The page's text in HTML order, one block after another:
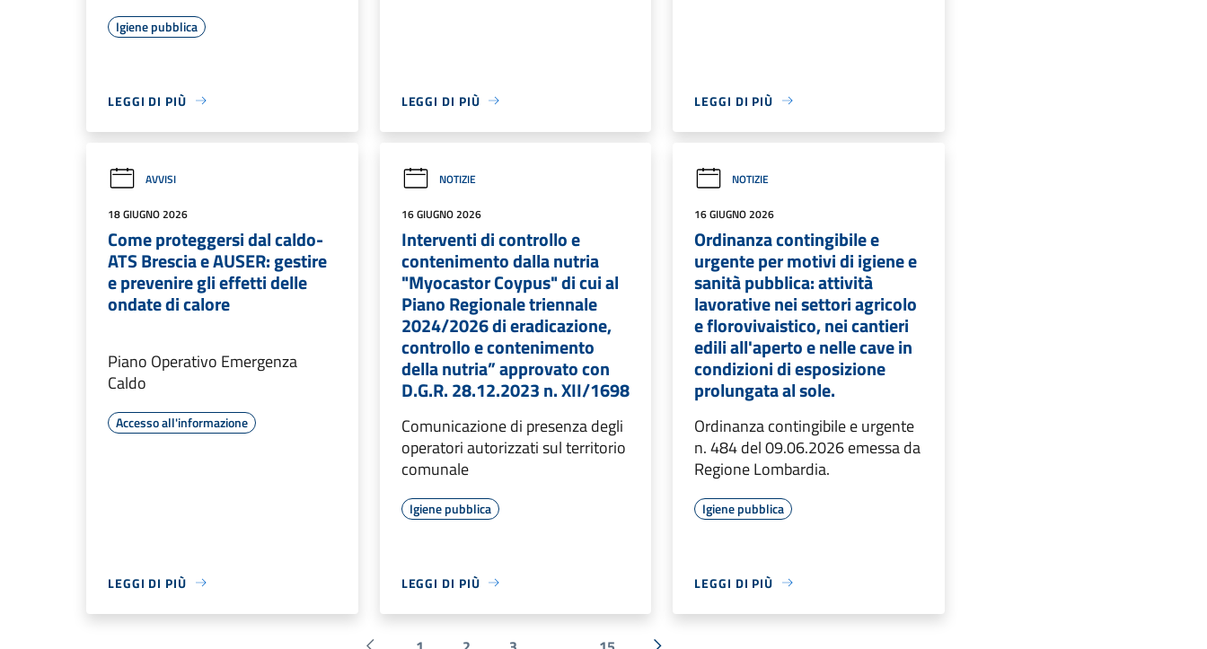
Igiene pubblica
LEGGI DI PIÙ LEGGI DI PIÙ LEGGI DI PIÙ
AVVISI
18 GIUGNO 2026
Come proteggersi dal caldo-
ATS Brescia e AUSER: gestire
e prevenire gli effetti delle
ondate di calore
Piano Operativo Emergenza
Caldo
Accesso all'informazione
LEGGI DI PIÙ
NOTIZIE
16 GIUGNO 2026
Interventi di controllo e
contenimento dalla nutria
"Myocastor Coypus" di cui al
Piano Regionale triennale
2024/2026 di eradicazione,
controllo e contenimento
della nutria” approvato con
D.G.R. 28.12.2023 n. XII/1698
Comunicazione di presenza degli
operatori autorizzati sul territorio
comunale
Igiene pubblica
LEGGI DI PIÙ
NOTIZIE
16 GIUGNO 2026
Ordinanza contingibile e
urgente per motivi di igiene e
sanità pubblica: attività
lavorative nei settori agricolo
e florovivaistico, nei cantieri
edili all'aperto e nelle cave in
condizioni di esposizione
prolungata al sole.
Ordinanza contingibile e urgente
n. 484 del 09.06.2026 emessa da
Regione Lombardia.
Igiene pubblica
LEGGI DI PIÙ